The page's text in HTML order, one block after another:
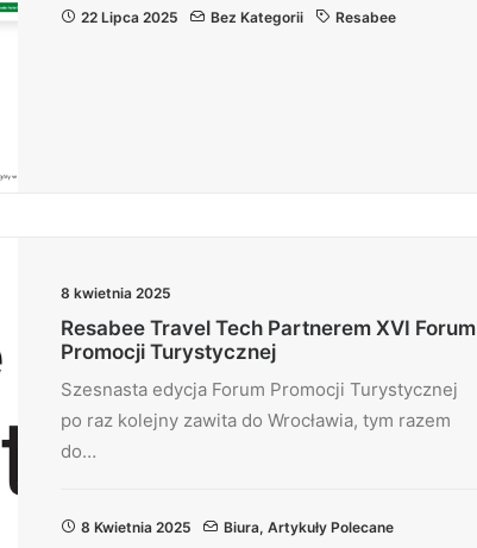
22 Lipca 2025 Bez Kategorii Resabee
8 kwietnia 2025
Resabee Travel Tech Partnerem XVI Forum
Promocji Turystycznej
Szesnasta edycja Forum Promocji Turystycznej
po raz kolejny zawita do Wrocławia, tym razem
do…
8 Kwietnia 2025 Biura, Artykuły Polecane